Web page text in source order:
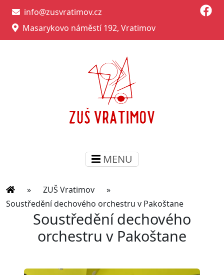
info@zusvratimov.cz
Masarykovo náměstí 192, Vratimov
MENU
» ZUŠ Vratimov
»
Soustředění dechového orchestru v Pakoštane
Soustředění dechového
orchestru v Pakoštane